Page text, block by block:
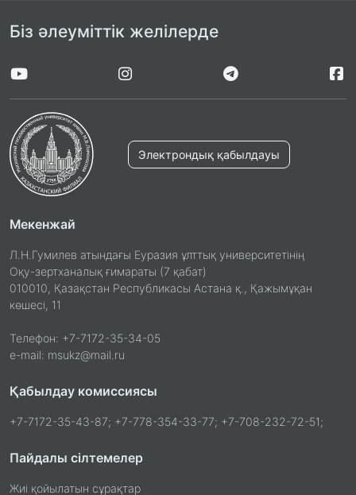
Біз әлеуміттік желілерде
Электрондық қабылдауы
Мекенжай
Л.Н.Гумилев атындағы Еуразия ұлттық университетінің
Оқу-зертханалық ғимараты (7 қабат)
010010, Қазақстан Республикасы Астана қ., Қажымұқан
көшесі, 11
Телефон: +7-7172-35-34-05
e-mail: msukz@mail.ru
Қабылдау комиссиясы
+7-7172-35-43-87; +7-778-354-33-77; +7-708-232-72-51;
Пайдалы сілтемелер
Жиі қойылатын сұрақтар